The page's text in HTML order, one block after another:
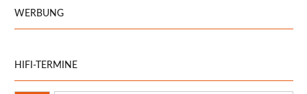
WERBUNG
HIFI-TERMINE